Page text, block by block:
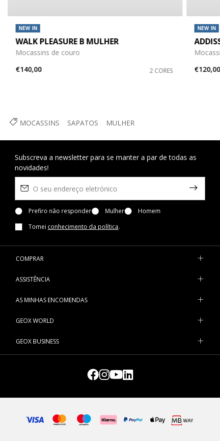
MOCASSINS SAPATOS MULHER
NEW IN
WALK PLEASURE B MULHER
Mocassins de couro
€140,00
2 CORES
NEW IN
€120,00
Subscreva a newsletter para se manter a par de todas as
novidades!
Prefiro não responder Mulher
Homem
Tomei conhecimento da política.
COMPRAR
ASSISTÊNCIA
AS MINHAS ENCOMENDAS
GEOX WORLD
GEOX BUSINESS